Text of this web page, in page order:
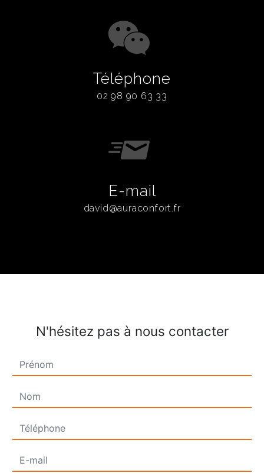
Téléphone
02 98 90 63 33
E-mail
david@auraconfort.fr
N'hésitez pas à nous contacter